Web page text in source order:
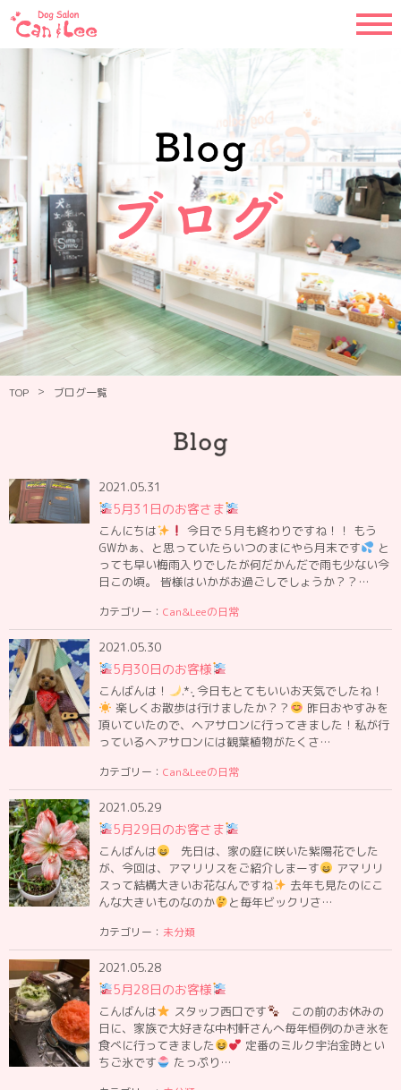
TOP > ブログ一覧
2021.05.31
5月31日のお客さま
こんにちは
今日で５月も終わりですね！！ もう
GWかぁ、と思っていたらいつのまにやら月末です
と
っても早い梅雨入りでしたが何だかんだで雨も少ない今
日この頃。 皆様はいかがお過ごしでしょうか？？…
カテゴリー： Can&Leeの日常
2021.05.30
5月30日のお客様
こんばんは！
.*·̩͙ 今日もとてもいいお天気でしたね！
楽しくお散歩は行けましたか？？
昨日おやすみを
頂いていたので、ヘアサロンに行ってきました！私が行
っているヘアサロンには観葉植物がたくさ…
カテゴリー： Can&Leeの日常
2021.05.29
5月29日のお客さま
こんばんは
先日は、家の庭に咲いた紫陽花でした
が、今回は、アマリリスをご紹介しまーす
アマリリ
スって結構大きいお花なんですね
去年も見たのにこ
んな大きいものなのか
と毎年ビックリさ…
カテゴリー： 未分類
2021.05.28
5月28日のお客様
こんばんは スタッフ西口です
この前のお休みの
日に、家族で大好きな中村軒さんへ毎年恒例のかき氷を
食べに行ってきました
定番のミルク宇治金時とい
ちご氷です
たっぷり…